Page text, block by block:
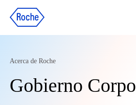
Acerca de Roche
Gobierno